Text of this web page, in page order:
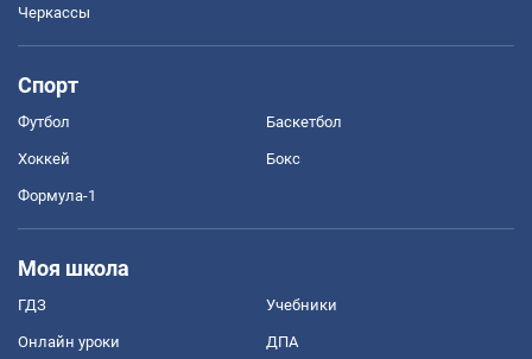
Черкассы
Спорт
Футбол Баскетбол
Хоккей Бокс
Формула-1
Моя школа
ГДЗ Учебники
Онлайн уроки ДПА